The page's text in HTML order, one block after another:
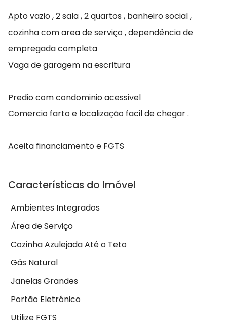
Apto vazio , 2 sala , 2 quartos , banheiro social ,
cozinha com area de serviço , dependência de
empregada completa
Vaga de garagem na escritura
Predio com condominio acessivel
Comercio farto e localização facil de chegar .
Aceita financiamento e FGTS
Características do Imóvel
Ambientes Integrados
Área de Serviço
Cozinha Azulejada Até o Teto
Gás Natural
Janelas Grandes
Portão Eletrônico
Utilize FGTS